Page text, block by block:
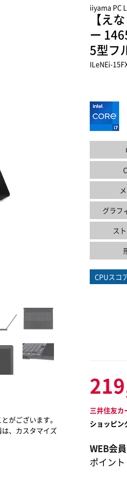
がございます。
、カスタマイズ
iiyama PC
【え
ー
5型フ
ILeNEi-
グラフ
ス
CPUスコ
三井住友カ
ショッピン
WEB会
ポイント